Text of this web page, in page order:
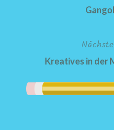
Kreatives in der